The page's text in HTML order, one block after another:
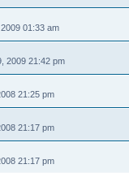
01:33 am
2009 21:42 pm
21:25 pm
21:17 pm
21:17 pm